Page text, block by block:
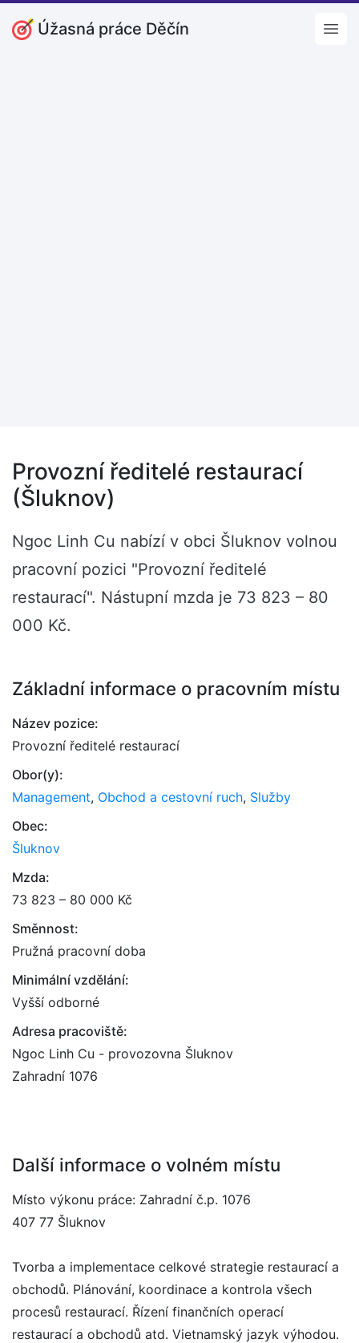
Úžasná práce Děčín
Provozní ředitelé restaurací
(Šluknov)
Ngoc Linh Cu nabízí v obci Šluknov volnou
pracovní pozici "Provozní ředitelé
restaurací". Nástupní mzda je 73 823 – 80
000 Kč.
Základní informace o pracovním místu
Název pozice:
Provozní ředitelé restaurací
Obor(y):
Management, Obchod a cestovní ruch, Služby
Obec:
Šluknov
Mzda:
73 823 – 80 000 Kč
Směnnost:
Pružná pracovní doba
Minimální vzdělání:
Vyšší odborné
Adresa pracoviště:
Ngoc Linh Cu - provozovna Šluknov
Zahradní 1076
Další informace o volném místu
Místo výkonu práce: Zahradní č.p. 1076
407 77 Šluknov
Tvorba a implementace celkové strategie restaurací a
obchodů. Plánování, koordinace a kontrola všech
procesů restaurací. Řízení finančních operací
restaurací a obchodů atd. Vietnamský jazyk výhodou.